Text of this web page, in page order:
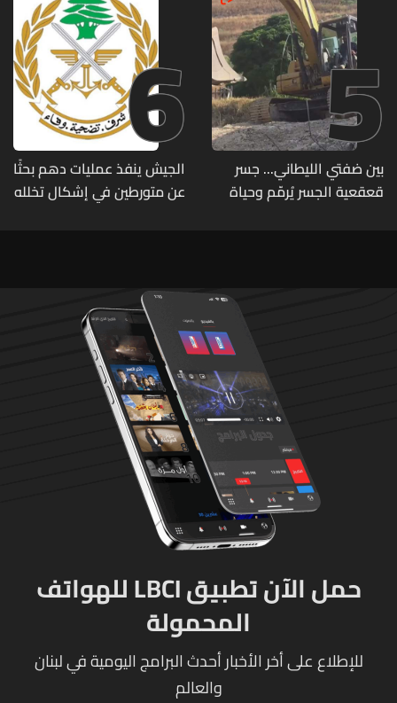
5
بين ضفتي الليطاني... جسر
قعقعية الجسر يُرمّم وحياة
6
الجيش ينفذ عمليات دهم بحثًا
عن متورطين في إشكال تخلله
حمل الآن تطبيق LBCI للهواتف
المحمولة
للإطلاع على أخر الأخبار أحدث البرامج اليومية في لبنان
والعالم